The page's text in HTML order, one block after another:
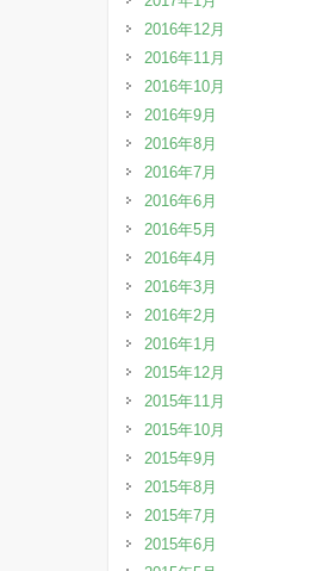
2016年12月
2016年11月
2016年10月
2016年9月
2016年8月
2016年7月
2016年6月
2016年5月
2016年4月
2016年3月
2016年2月
2016年1月
2015年12月
2015年11月
2015年10月
2015年9月
2015年8月
2015年7月
2015年6月